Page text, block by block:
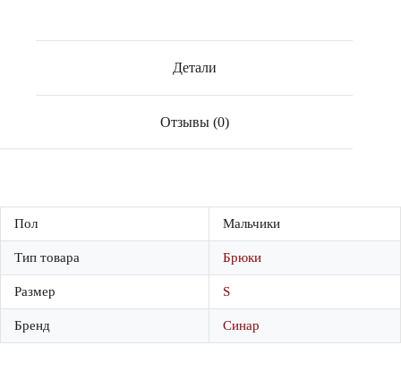
Детали
Отзывы (0)
Пол Мальчики
Тип товара Брюки
Размер S
Бренд Синар